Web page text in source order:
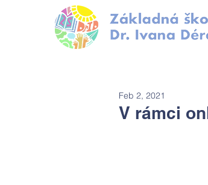
V rámci
Feb 2, 2021